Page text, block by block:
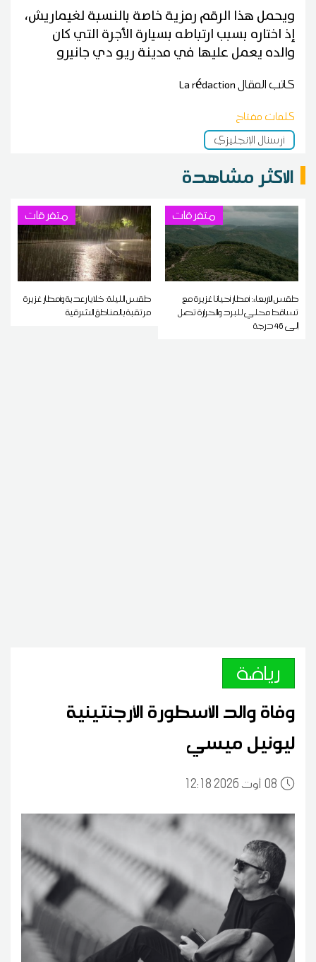
ويحمل هذا الرقم رمزية خاصة بالنسبة لغيماريش،
إذ اختاره بسبب ارتباطه بسيارة الأجرة التي كان
والده يعمل عليها في مدينة ريو دي جانيرو
كاتب المقالLa rédaction
كلمات مفتاح
أرسنال الإنجليزي
الاكثر مشاهدة
متفرقات
طقس الاربعاء: أمطار أحيانا غزيرة مع
تساقط محلي للبرد والحرارة تصل
إلى 46 درجة
متفرقات
طقس الليلة: خلايا رعدية وأمطار غزيرة
مرتقبة بالمناطق الشرقية
رياضة
وفاة والد الأسطورة الأرجنتينية
ليونيل ميسي
0812:18 2026 أوت